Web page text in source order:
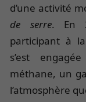
d’une activité
de serre. En
participant à
s’est
méthane, un
l’atmosphère